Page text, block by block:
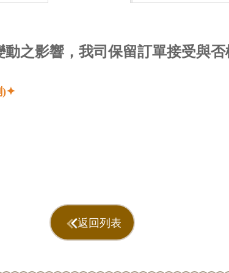
之影響，我司保留訂單接受與
)✦
返回列表